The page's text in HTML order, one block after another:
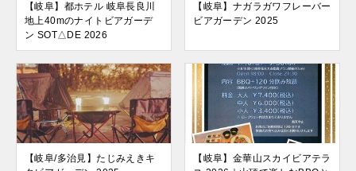
【岐阜】都ホテル 岐阜長良川
地上40mのナイトビアガーデ
ン SOT△DE 2026
【岐阜】ナガラガワフレーバー
ビアガーデン 2025
【岐阜/多治見】たじみえきキ
【岐阜】金華山スカイビアテラ